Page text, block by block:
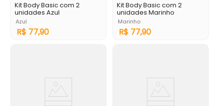
Kit Body Basic com 2
unidades Azul
Azul
R$ 77,90
Kit Body Basic com 2
unidades Marinho
Marinho
R$ 77,90